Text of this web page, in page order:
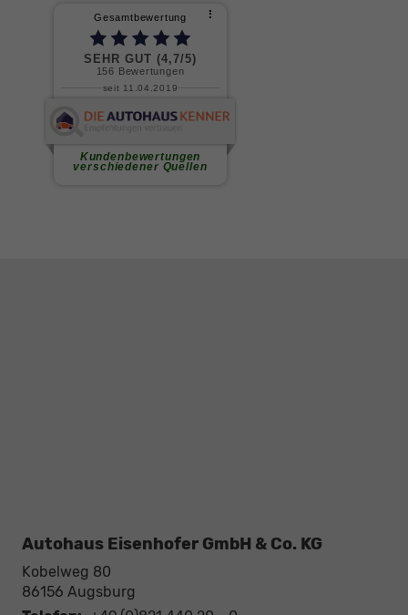
Autohaus Eisenhofer GmbH & Co. KG
Kobelweg 80
86156 Augsburg